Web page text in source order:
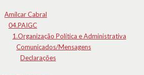
Amílcar Cabral
04.PAIGC
1.Organização Política e Administrativa
Comunicados/Mensagens
Declarações